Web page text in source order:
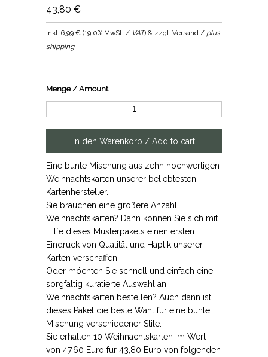
43,80 €
inkl.6,99 € (19.0% MwSt. / VAT) & zzgl. Versand / plus
shipping
Menge / Amount
Eine bunte Mischung aus zehn hochwertigen
Weihnachtskarten unserer beliebtesten
Kartenhersteller.
Sie brauchen eine größere Anzahl
Weihnachtskarten? Dann können Sie sich mit
Hilfe dieses Musterpakets einen ersten
Eindruck von Qualität und Haptik unserer
Karten verschaffen.
Oder möchten Sie schnell und einfach eine
sorgfältig kuratierte Auswahl an
Weihnachtskarten bestellen? Auch dann ist
dieses Paket die beste Wahl für eine bunte
Mischung verschiedener Stile.
Sie erhalten 10 Weihnachtskarten im Wert
von 47,60 Euro für 43,80 Euro von folgenden